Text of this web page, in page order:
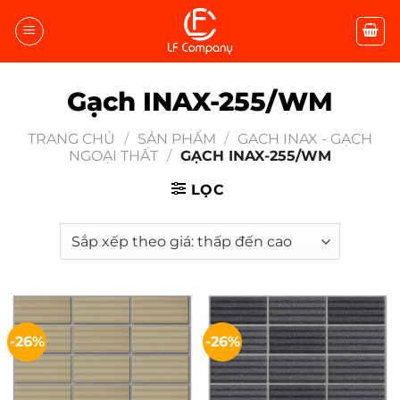
qua
Gạch INAX-255/WM
TRANG CHỦ / SẢN PHẨM / GẠCH INAX - GẠCH
NGOẠI THẤT / GẠCH INAX-255/WM
LỌC
-26% -26%